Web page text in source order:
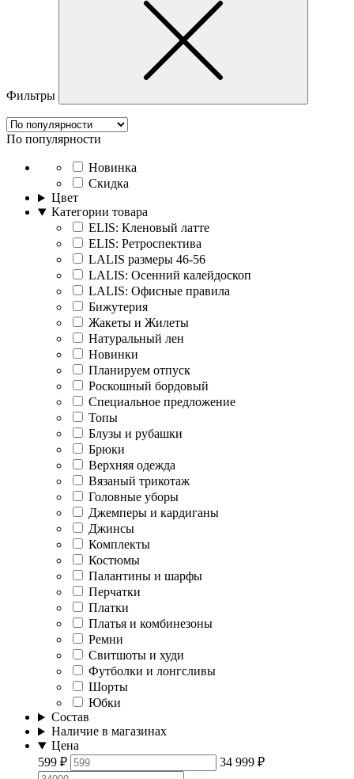
Фильтры
По популярности
Новинка
Скидка
Цвет
Категории товара
ELIS: Кленовый латте
ELIS: Ретроспектива
LALIS размеры 46-56
LALIS: Осенний калейдоскоп
LALIS: Офисные правила
Бижутерия
Жакеты и Жилеты
Натуральный лен
Новинки
Планируем отпуск
Роскошный бордовый
Специальное предложение
Топы
Блузы и рубашки
Брюки
Верхняя одежда
Вязаный трикотаж
Головные уборы
Джемперы и кардиганы
Джинсы
Комплекты
Костюмы
Палантины и шарфы
Перчатки
Платки
Платья и комбинезоны
Ремни
Свитшоты и худи
Футболки и лонгсливы
Шорты
Юбки
Состав
Наличие в магазинах
Цена
599 ₽ 34 999 ₽